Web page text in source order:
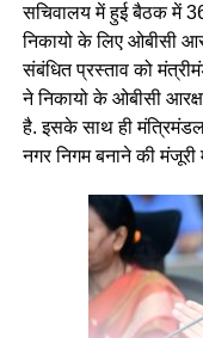
सचिवालय में हुई बैठक में
निकायो के लिए ओबीसी
संबंधित प्रस्ताव को
ने निकायो के ओबीसी
है. इसके साथ ही
नगर निगम बनाने की